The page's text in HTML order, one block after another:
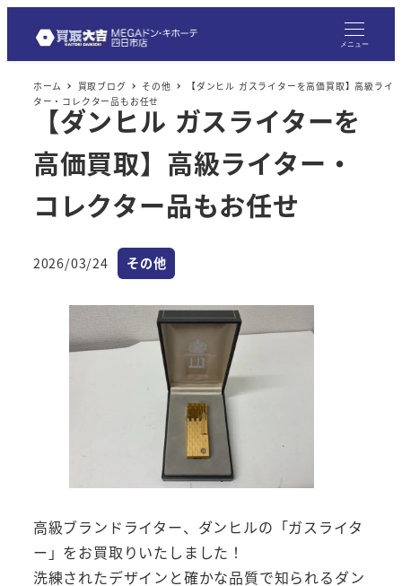
メニュー
ホーム 買取ブログ その他
【ダンヒル ガスライターを高価買取】高級ライ
ター・コレクター品もお任せ
【ダンヒル ガスライターを
高価買取】高級ライター・
コレクター品もお任せ
投稿日
2026/03/24 カテゴリー
その他
高級ブランドライター、ダンヒルの「ガスライタ
ー」をお買取りいたしました！
洗練されたデザインと確かな品質で知られるダン